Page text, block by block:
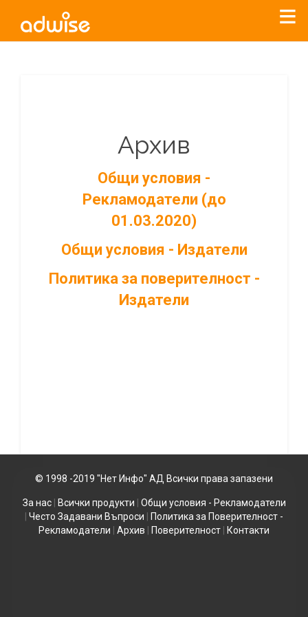
Архив
Общи условия -
Рекламодатели (до
01.03.2020)
Общи условия - Издатели
Политика за поверителност -
Издатели
© 1998 -2019 "Нет Инфо" АД Всички права запазени
За нас| Всички продукти
Общи условия - Рекламодатели
Често Задавани Въпроси
Политика за Поверителност -
Рекламодатели
Архив Поверителност Контакти